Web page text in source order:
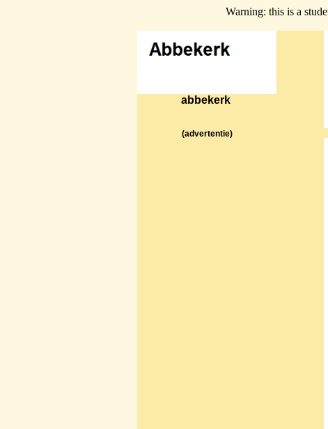
Warning: this is a
abbekerk
(advertentie)